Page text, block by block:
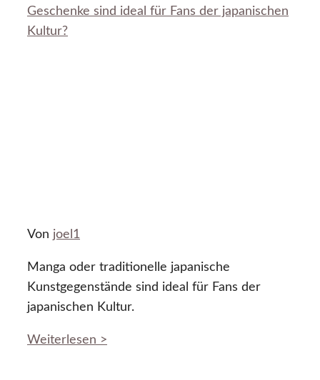
Geschenke sind ideal für Fans der japanischen
Kultur?
Von joel1
Manga oder traditionelle japanische
Kunstgegenstände sind ideal für Fans der
japanischen Kultur.
Weiterlesen >